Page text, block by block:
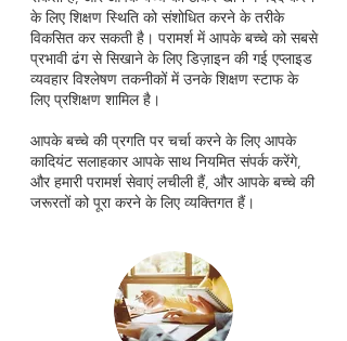
के लिए शिक्षण स्थिति को संशोधित करने के तरीके
विकसित कर सकती है। परामर्श में आपके बच्चे को सबसे
प्रभावी ढंग से सिखाने के लिए डिज़ाइन की गई एप्लाइड
व्यवहार विश्लेषण तकनीकों में उनके शिक्षण स्टाफ के
लिए प्रशिक्षण शामिल है।
आपके बच्चे की प्रगति पर चर्चा करने के लिए आपके
कादियंट सलाहकार आपके साथ नियमित संपर्क करेंगे,
और हमारी परामर्श सेवाएं लचीली हैं, और आपके बच्चे की
जरूरतों को पूरा करने के लिए व्यक्तिगत हैं।